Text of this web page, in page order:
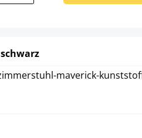
schwarzauswählen